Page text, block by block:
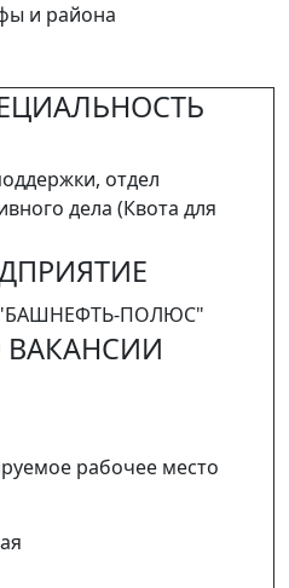
и района
отдел
дела (Квота для
ПОЛЮС"
рабочее место